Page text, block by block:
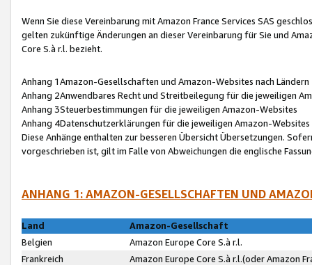
Wenn Sie diese Vereinbarung mit Amazon France Services SAS
gelten zukünftige Änderungen an dieser Vereinbarung für Sie und
Core S.à r.l. bezieht.
Anhang 1Amazon-Gesellschaften und Amazon-Websites nach Ländern
Anhang 2Anwendbares Recht und Streitbeilegung für die jeweiligen
Anhang 3Steuerbestimmungen für die jeweiligen Amazon-Websites
Anhang 4Datenschutzerklärungen für die jeweiligen Amazon-Websites
Diese Anhänge enthalten zur besseren Übersicht Übersetzungen.
vorgeschrieben ist, gilt im Falle von Abweichungen die englische
ANHANG 1: AMAZON-GESELLSCHAFTEN UND
Land
Amazon-Gesellschaft
Belgien
Amazon Europe Core S.à r.l.
Frankreich
Amazon Europe Core S.à r.l.(oder Amazon